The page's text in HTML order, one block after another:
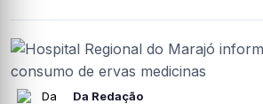
Da Redação